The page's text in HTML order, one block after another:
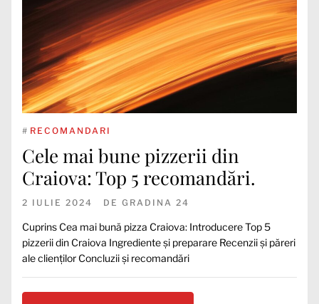
# RECOMANDARI
Cele mai bune pizzerii din
Craiova: Top 5 recomandări.
2 IULIE 2024 DE GRADINA 24
Cuprins Cea mai bună pizza Craiova: Introducere Top 5
pizzerii din Craiova Ingrediente și preparare Recenzii și păreri
ale clienților Concluzii și recomandări